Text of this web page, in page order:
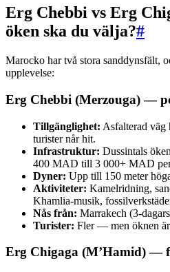
Erg Chebbi vs Erg
öken ska du välja?#
Marocko har två stora sanddynsfält,
upplevelse:
Erg Chebbi (Merzouga) —
Tillgänglighet: Asfalterad väg
turister når hit.
Infrastruktur: Dussintals
400 MAD till 3 000+ MAD
Dyner: Upp till 150 meter
Aktiviteter: Kamelridning,
Khamlia-musik,
Nås från: Marrakech (3-
Turister: Fler — men öknen är
Erg Chigaga (M’Hamid) —